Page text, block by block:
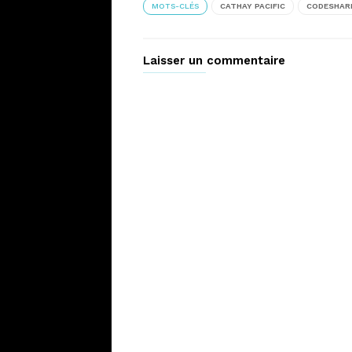
MOTS-CLÉS CATHAY PACIFIC
Laisser un commentaire